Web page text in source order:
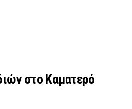
στο Καματερό